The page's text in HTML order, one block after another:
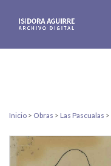
Inicio > Obras > Las Pascualas >